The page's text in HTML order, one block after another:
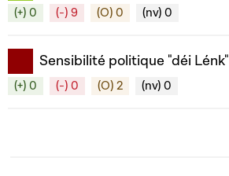
(+) 0 (-) 9 (O) 0 (nv) 0
Sensibilité politique "déi Lénk"
(+) 0 (-) 0 (O) 2 (nv) 0